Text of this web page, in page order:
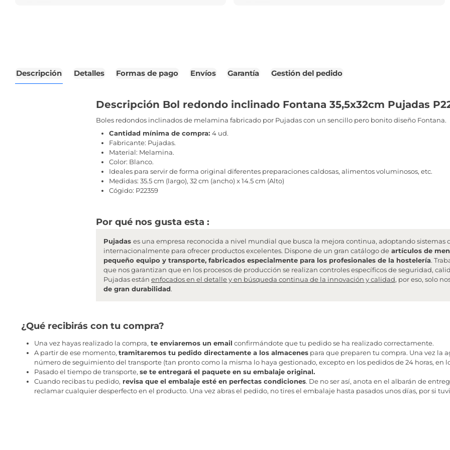
Descripción Detalles Formas de pago Envíos Garantía Gestión del pedido
Descripción Bol redondo inclinado Fontana 35,5x32cm Pujadas
Boles redondos inclinados de melamina fabricado por Pujadas con un sencillo pero bonito diseño Fontana.
Cantidad mínima de compra: 4 ud.
Fabricante: Pujadas.
Material: Melamina.
Color: Blanco.
Ideales para servir de forma original diferentes preparaciones caldosas, alimentos voluminosos, etc.
Medidas: 35.5 cm (largo), 32 cm (ancho) x 14.5 cm (Alto)
Cógido: P22359
Por qué nos gusta esta :
Pujadas es una empresa reconocida a nivel mundial que busca la mejora continua, adoptando sistemas
internacionalmente para ofrecer productos excelentes. Dispone de un gran catálogo de artículos de
pequeño equipo y transporte, fabricados especialmente para los profesionales de la hostelería.
que nos garantizan que en los procesos de producción se realizan controles específicos de seguridad,
Pujadas están enfocados en el detalle y en búsqueda continua de la innovación y calidad, por eso, solo
de gran durabilidad.
¿Qué recibirás con tu compra?
Una vez hayas realizado la compra, te enviaremos un email confirmándote que tu pedido se ha realizado correctamente.
A partir de ese momento, tramitaremos tu pedido directamente a los almacenespara que preparen tu compra. Una vez la
número de seguimiento del transporte (tan pronto como la misma lo haya gestionado, excepto en los pedidos de 24 horas, en
Pasado el tiempo de transporte, se te entregará el paquete en su embalaje original.
Cuando recibas tu pedido, revisa que el embalaje esté en perfectas condiciones. De no ser así, anota en el albarán de
reclamar cualquier desperfecto en el producto. Una vez abras el pedido, no tires el embalaje hasta pasados unos días, por si